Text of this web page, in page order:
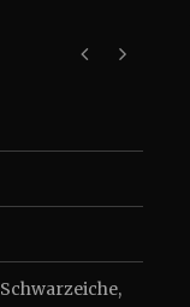
Schwarzeiche,